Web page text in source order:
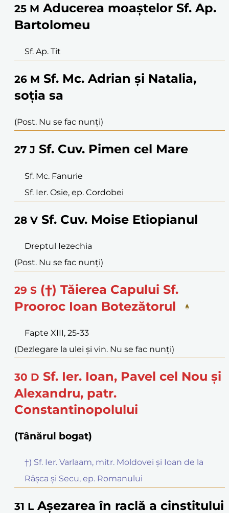
25 M Aducerea moaștelor Sf. Ap.
Bartolomeu
Sf. Ap. Tit
26 M Sf. Mc. Adrian și Natalia,
soția sa
(Post. Nu se fac nunți)
27 J Sf. Cuv. Pimen cel Mare
Sf. Mc. Fanurie
Sf. Ier. Osie, ep. Cordobei
28 V Sf. Cuv. Moise Etiopianul
Dreptul Iezechia
(Post. Nu se fac nunți)
29 S (†) Tăierea Capului Sf.
Prooroc Ioan Botezătorul
Fapte XIII, 25-33
(Dezlegare la ulei și vin. Nu se fac nunți)
30 D Sf. Ier. Ioan, Pavel cel Nou și
Alexandru, patr.
Constantinopolului
(Tânărul bogat)
†) Sf. Ier. Varlaam, mitr. Moldovei și Ioan de la
Râșca și Secu, ep. Romanului
31 L Așezarea în raclă a cinstitului